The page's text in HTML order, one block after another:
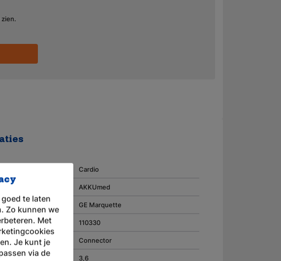
Cardio
AKKUmed
GE Marquette
110330
Connector
3,6
te laten
Zo kunnen we
Met
Je kunt je
via de